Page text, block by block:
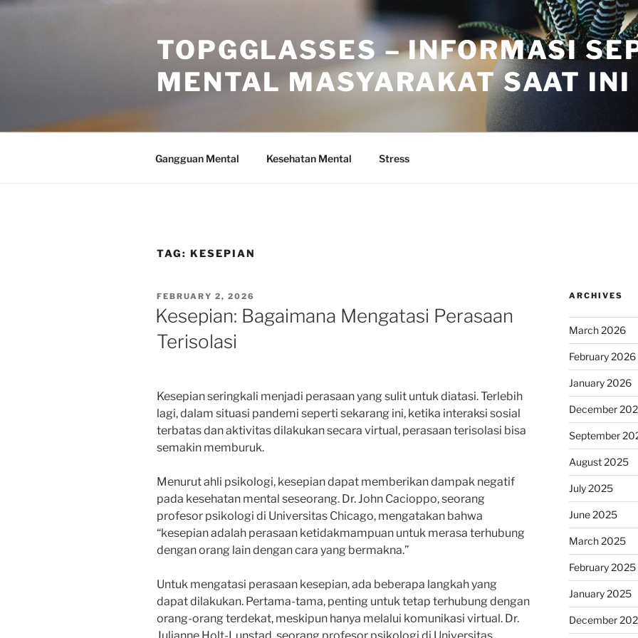
Skip
TOPGGLASSES – INFORMASI
MENTAL MASYARAKAT SAAT INI
Gangguan Mental Kesehatan Mental Stress
TAG: KESEPIAN
POSTED
ON
FEBRUARY 2, 2026
Kesepian: Bagaimana Mengatasi Perasaan
Terisolasi
Kesepian seringkali menjadi perasaan yang sulit untuk diatasi. Terlebih
lagi, dalam situasi pandemi seperti sekarang ini, ketika interaksi sosial
terbatas dan aktivitas dilakukan secara virtual, perasaan terisolasi bisa
semakin memburuk.
Menurut ahli psikologi, kesepian dapat memberikan dampak negatif
pada kesehatan mental seseorang. Dr. John Cacioppo, seorang
profesor psikologi di Universitas Chicago, mengatakan bahwa
“kesepian adalah perasaan ketidakmampuan untuk merasa terhubung
dengan orang lain dengan cara yang bermakna.”
Untuk mengatasi perasaan kesepian, ada beberapa langkah yang
dapat dilakukan. Pertama-tama, penting untuk tetap terhubung dengan
orang-orang terdekat, meskipun hanya melalui komunikasi virtual. Dr.
ARCHIVES
March 2026
February 2026
January 2026
December
September
August 2025
July 2025
June 2025
March 2025
February 2025
January 2025
December